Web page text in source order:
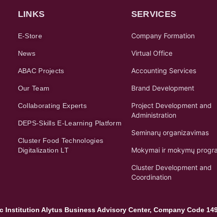
LINKS
E-Store
News
ABAC Projects
Our Team
Collaborating Experts
DEPS-Skills E-Learning Platform
Cluster Food Technologies
Digitalization LT
SERVICES
Company Formation
Virtual Office
Accounting Services
Brand Development
Project Development and
Administration
Seminarų organizavimas
Mokymai ir mokymų
Cluster Development and
Coordination
Institution Alytus Business Advisory Center, Company Code